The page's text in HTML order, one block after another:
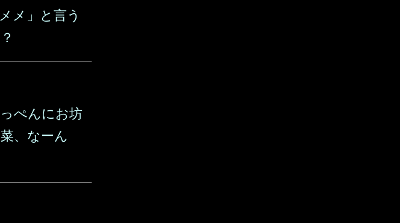
メ」と言う
ぺんにお坊
、なーん